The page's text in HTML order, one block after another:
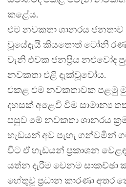
කළේය.
එම නවකතා ශානරය ජනතාව
වූයේදැයි කියතොත් ටෝනි
වැනි එවක ජනප්‍රිය නළුවෝද
නවකතා එළි දැක්වූවෝය.
එකළ එම නවකතාවක පළමු
දහසක් අළෙවි වීම සාමාන්‍ය
පසුව මේ නවකතා ශානරය
හැඩයන් අව පැහැ ගන්වමින්
විට ඒ හැඩයන් ප්‍රකාශන
යත්න දැරීම වෙනම සාකච්ඡා
හේතුවූ ප්‍රධාන කාරණා අතර